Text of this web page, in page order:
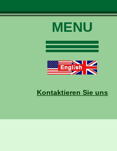
MENU
Touren
Daten und Preise
Buchungen
Kontaktieren Sie uns